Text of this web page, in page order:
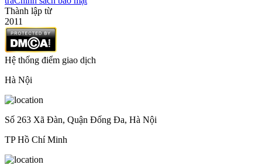
Thành lập từ
2011
Hệ thống điểm giao dịch
Hà Nội
Số 263 Xã Đàn, Quận Đống Đa, Hà Nội
TP Hồ Chí Minh